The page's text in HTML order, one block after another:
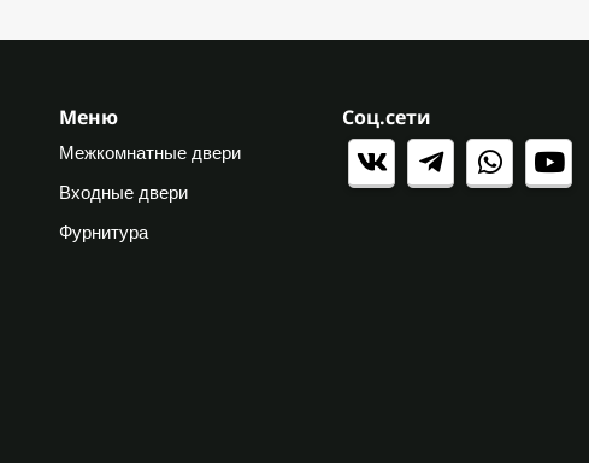
Меню
Межкомнатные двери
Входные двери
Фурнитура
Соц.сети